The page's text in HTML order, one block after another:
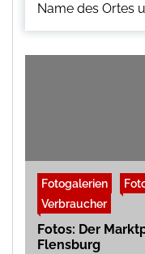
Name des Ortes
Fotogalerien
Verbraucher
Fotos: Der
Flensburg